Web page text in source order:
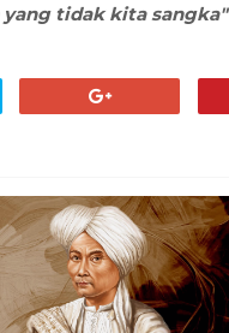
yang tidak kita sangka"